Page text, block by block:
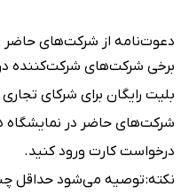
دعوت‌نامه از شرکت‌های حاضر
بلیت رایگان برای شرکای
شرکت‌های حاضر در نمایشگاه
درخواست کارت ورود کنید.
نکته: توصیه می‌شود حداقل